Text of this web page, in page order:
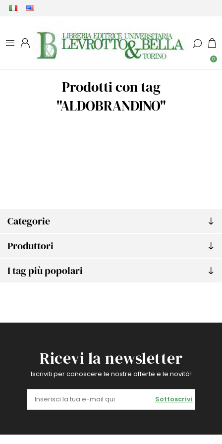
0
Categorie
Produttori
I tag più popolari
Prodotti con tag
"ALDOBRANDINO"
Ricevi la newsletter
Iscriviti per conoscere le nostre offerte e le novità!
Sottoscrivi